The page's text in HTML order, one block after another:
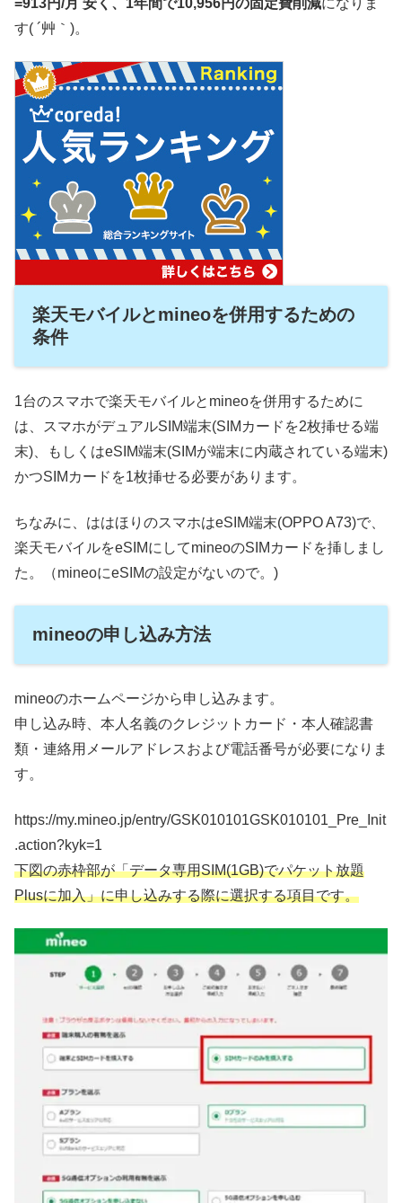
す( ´艸｀)。
楽天モバイルとmineoを併用するための
条件
1台のスマホで楽天モバイルとmineoを併用するために
は、スマホがデュアルSIM端末(SIMカードを2枚挿せる端
末)、もしくはeSIM端末(SIMが端末に内蔵されている端末)
かつSIMカードを1枚挿せる必要があります。
ちなみに、ははほりのスマホはeSIM端末(OPPO A73)で、
楽天モバイルをeSIMにしてmineoのSIMカードを挿しまし
た。（mineoにeSIMの設定がないので。)
mineoの申し込み方法
mineoのホームページから申し込みます。
申し込み時、本人名義のクレジットカード・本人確認書
類・連絡用メールアドレスおよび電話番号が必要になりま
す。
https://my.mineo.jp/entry/GSK010101GSK010101_Pre_Init
.action?kyk=1
下図の赤枠部が「データ専用SIM(1GB)でパケット放題
Plusに加入」に申し込みする際に選択する項目です。